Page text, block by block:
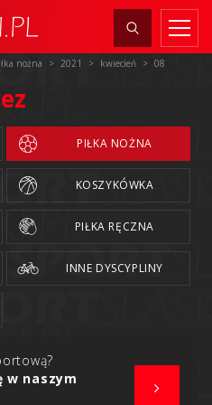
nożna 2021 kwiecień 08
PIŁKA NOŻNA
KOSZYKÓWKA
PIŁKA RĘCZNA
INNE DYSCYPLINY
w naszym